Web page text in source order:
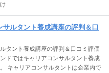
サルタント養成講座の評判＆口
タント養成講座の評判＆口コミ評価
ドではキャリアコンサルタント養成
キャリアコンサルタントは企業内で